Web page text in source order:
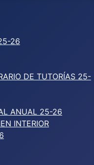
26
DE TUTORÍAS 25-
ANUAL 25-26
INTERIOR